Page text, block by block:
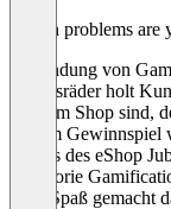
Which problems
Einbindung von
Glücksräder holt
auf dem Shop sind,
diesem
Anlass des eShop
Kategorie
“Hat Spaß gemacht